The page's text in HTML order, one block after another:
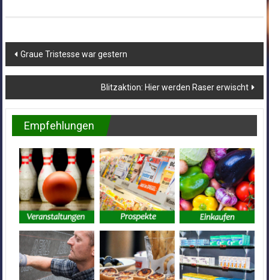
Beitragsnavigation
Graue Tristesse war gestern
Blitzaktion: Hier werden Raser erwischt
Empfehlungen